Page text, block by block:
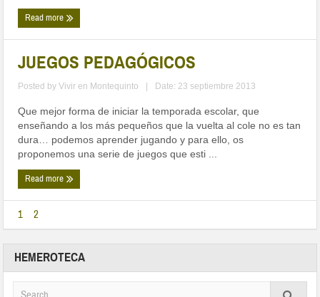
Read more
JUEGOS PEDAGÓGICOS
Posted byVivir en Montequinto Date: 23 septiembre 2013
Que mejor forma de iniciar la temporada escolar, que
enseñando a los más pequeños que la vuelta al cole no es tan
dura… podemos aprender jugando y para ello, os
proponemos una serie de juegos que esti ...
Read more
1 2
HEMEROTECA